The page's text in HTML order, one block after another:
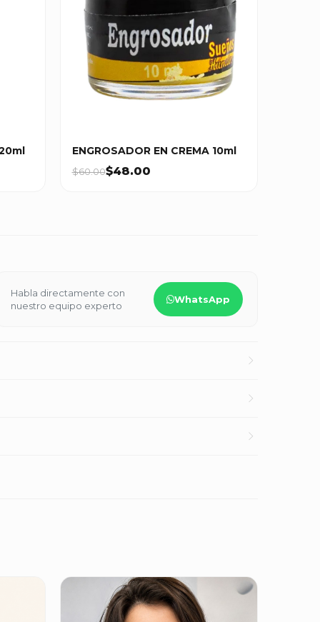
ENGROSADOR EN CREMA 10ml
$60.00$48.00
Habla directamente con
nuestro equipo experto
WhatsApp